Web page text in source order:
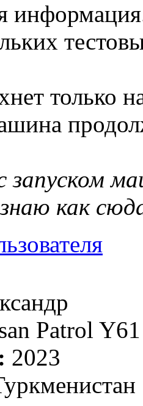
только
запуском
как
Patrol
2023